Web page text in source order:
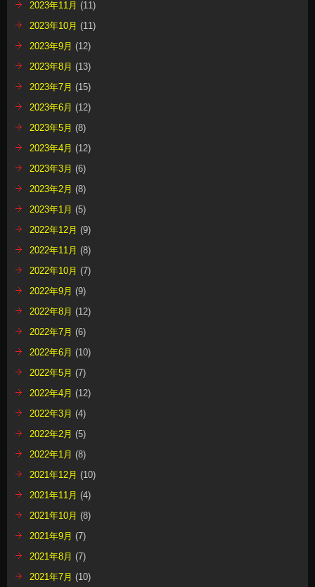
2023年11月 (11)
2023年10月 (11)
2023年9月 (12)
2023年8月 (13)
2023年7月 (15)
2023年6月 (12)
2023年5月 (8)
2023年4月 (12)
2023年3月 (6)
2023年2月 (8)
2023年1月 (5)
2022年12月 (9)
2022年11月 (8)
2022年10月 (7)
2022年9月 (9)
2022年8月 (12)
2022年7月 (6)
2022年6月 (10)
2022年5月 (7)
2022年4月 (12)
2022年3月 (4)
2022年2月 (5)
2022年1月 (8)
2021年12月 (10)
2021年11月 (4)
2021年10月 (8)
2021年9月 (7)
2021年8月 (7)
2021年7月 (10)